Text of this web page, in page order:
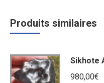
Produits similaires
Sikhote
980,00€